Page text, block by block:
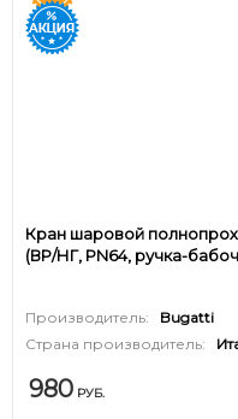
Кран шаровой
(ВР/НГ, PN64, ручка-
Производитель:
Bugatti
Страна производитель:
980 РУБ.